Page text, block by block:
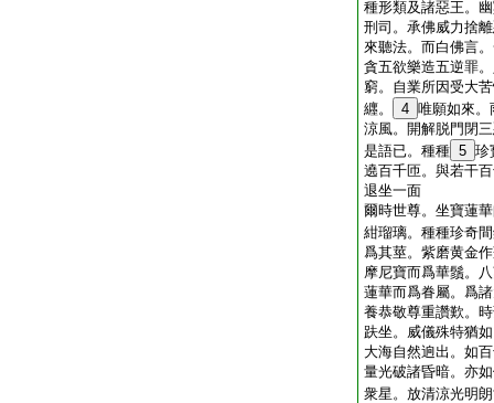
種形類及諸惡王。
刑司。承佛威力捨
來聽法。而白佛言
貪五欲樂造五逆罪
窮。自業所因受大
纒。
4 唯願如來。
涼風。開解脱門閉
是語已。種種 5 珍
遶百千匝。與若干
退坐一面
爾時世尊。坐寶蓮
紺瑠璃。種種珍奇
爲其莖。紫磨黄金
摩尼寶而爲華鬚。
蓮華而爲眷屬。爲
養恭敬尊重讚歎。
趺坐。威儀殊特猶
大海自然逈出。如
量光破諸昏暗。亦
衆星。放清涼光明